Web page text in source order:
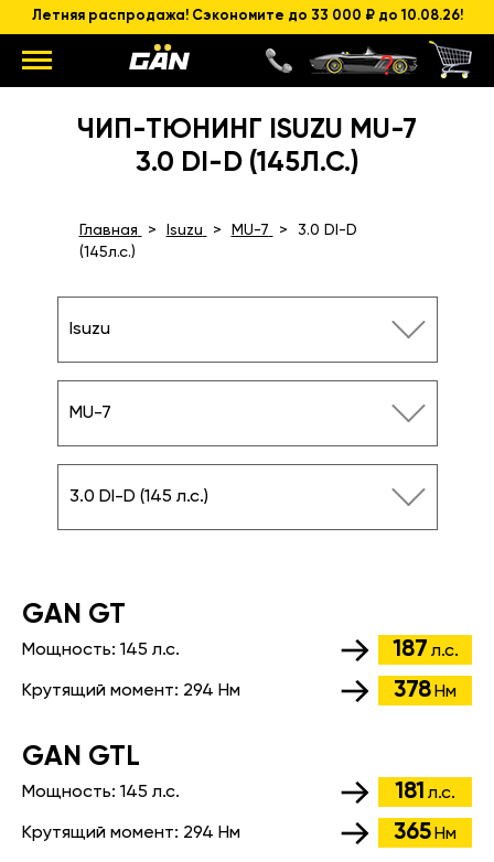
Летняя распродажа! Сэкономите до 33 000 ₽ до 10.08.26!
ЧИП-ТЮНИНГ ISUZU MU-7
3.0 DI-D (145Л.С.)
Главная Isuzu MU-7
3.0 DI-D
(145л.с.)
Isuzu
MU-7
3.0 DI-D (145 л.с.)
GАN GT
Мощность: 145 л.с. 187 л.с.
Крутящий момент: 294 Нм 378 Нм
GАN GTL
Мощность: 145 л.с. 181 л.с.
Крутящий момент: 294 Нм 365 Нм